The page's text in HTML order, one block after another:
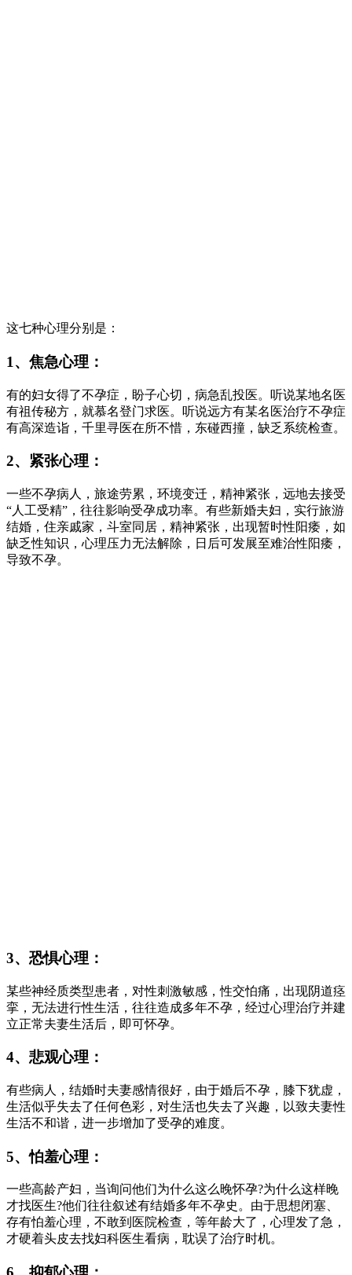
这七种心理分别是：
1、焦急心理：
有的妇女得了不孕症，盼子心切，病急乱投医。听说某地名医
有祖传秘方，就慕名登门求医。听说远方有某名医治疗不孕症
有高深造诣，千里寻医在所不惜，东碰西撞，缺乏系统检查。
2、紧张心理：
一些不孕病人，旅途劳累，环境变迁，精神紧张，远地去接受
“人工受精”，往往影响受孕成功率。有些新婚夫妇，实行旅游
结婚，住亲戚家，斗室同居，精神紧张，出现暂时性阳痿，如
缺乏性知识，心理压力无法解除，日后可发展至难治性阳痿，
导致不孕。
3、恐惧心理：
某些神经质类型患者，对性刺激敏感，性交怕痛，出现阴道痉
挛，无法进行性生活，往往造成多年不孕，经过心理治疗并建
立正常夫妻生活后，即可怀孕。
4、悲观心理：
有些病人，结婚时夫妻感情很好，由于婚后不孕，膝下犹虚，
生活似乎失去了任何色彩，对生活也失去了兴趣，以致夫妻性
生活不和谐，进一步增加了受孕的难度。
5、怕羞心理：
一些高龄产妇，当询问他们为什么这么晚怀孕?为什么这样晚
才找医生?他们往往叙述有结婚多年不孕史。由于思想闭塞、
存有怕羞心理，不敢到医院检查，等年龄大了，心理发了急，
才硬着头皮去找妇科医生看病，耽误了治疗时机。